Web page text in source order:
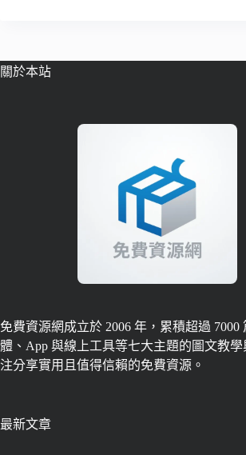
關於本站
免費資源網成立於 2006 年，累積超過 7000
體、App 與線上工具等七大主題的圖文教
注分享實用且值得信賴的免費資源。
最新文章